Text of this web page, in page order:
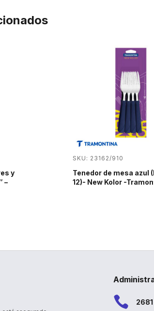
y
–
SKU: 23162/910
Tenedor de mesa azul
12)- New Kolor -
